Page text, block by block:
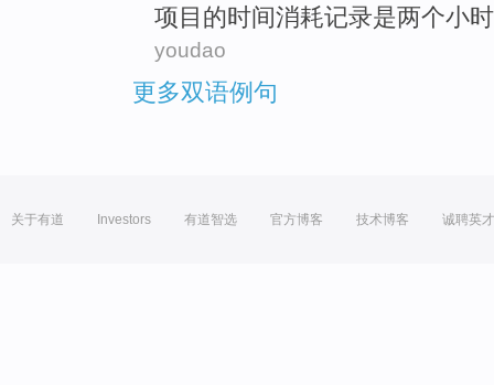
项目 的时间消耗记录是两个小时
youdao
更多双语例句
关于有道 Investors 有道智选 官方博客 技术博客 诚聘英才